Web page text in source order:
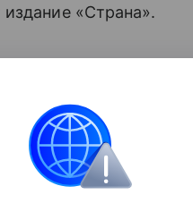
«Страна».
украинцев. По данным
180
граждан о различных
— на 30% больше,
жалоб было 275.